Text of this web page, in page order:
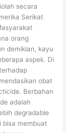
secara
Serikat
orang
demikian, kayu
aspek. Di
obat
Berbahan
adalah
degradable
bisa membuat